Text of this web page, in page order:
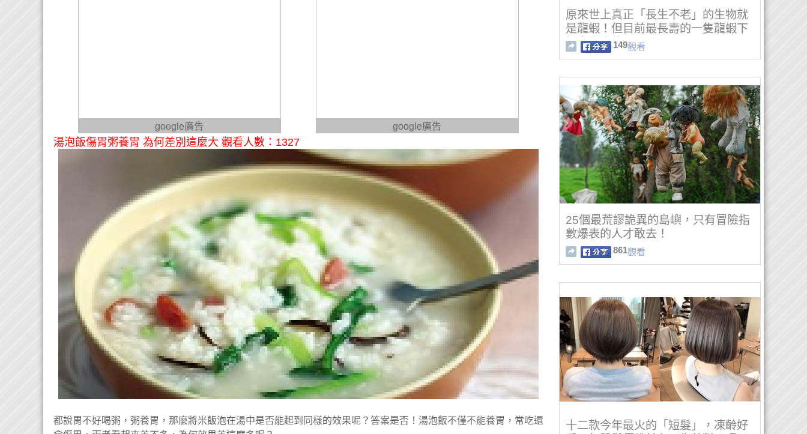
google廣告 google廣告
湯泡飯傷胃粥養胃 為何差別這麼大 觀看人數：1327
都說胃不好喝粥，粥養胃，那麼將米飯泡在湯中是否能起到同樣的效果呢？答案是否！ 湯泡飯不僅不能養胃，常吃還
原來世上真正「長生不老」的生物就
是龍蝦！但目前最長壽的一隻龍蝦下
場太令人傻眼了…
149觀看
25個最荒謬詭異的島嶼，只有冒險指
數爆表的人才敢去！
861觀看
十二款今年最火的「短髮」，凍齡好